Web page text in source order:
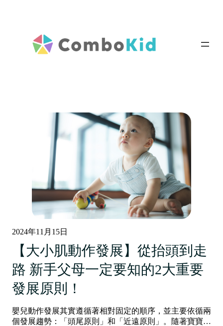
2024年11月15日
【大小肌動作發展】從抬頭到走
路 新手父母一定要知的2大重要
發展原則！
嬰兒動作發展其實遵循著相對固定的順序，並主要依循兩
個發展趨勢：「頭尾原則」和「近遠原則」。隨著寶寶成